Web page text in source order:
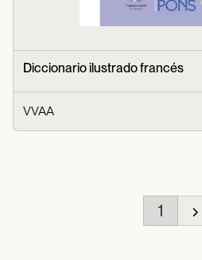
Diccionario ilustrado francés
VVAA
1